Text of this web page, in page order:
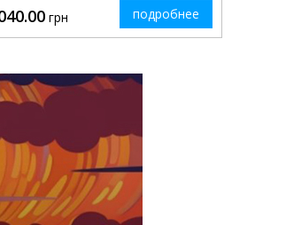
грн подробнее